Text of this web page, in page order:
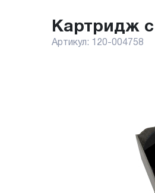
Картридж
Артикул: 120-004758